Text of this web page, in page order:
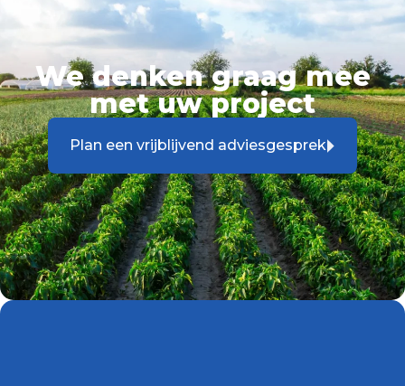
We denken graag mee
met uw project
Plan een vrijblijvend adviesgesprek